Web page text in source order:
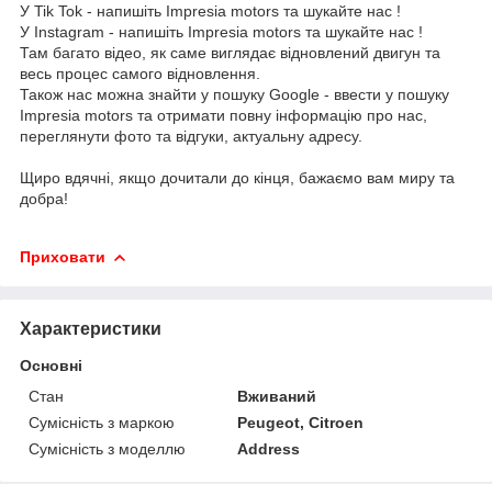
У Tik Tok - напишіть Impresia motors та шукайте нас !
У Instagram - напишіть Impresia motors та шукайте нас !
Там багато відео, як саме виглядає відновлений двигун та
весь процес самого відновлення.
Також нас можна знайти у пошуку Google - ввести у пошуку
Impresia motors та отримати повну інформацію про нас,
переглянути фото та відгуки, актуальну адресу.
Щиро вдячні, якщо дочитали до кінця, бажаємо вам миру та
добра!
Приховати
Характеристики
Основні
Стан
Вживаний
Сумісність з маркою
Peugeot, Citroen
Сумісність з моделлю
Address